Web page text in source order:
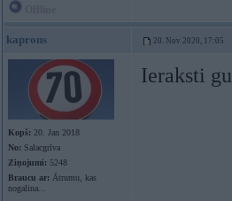
kaprons 20. Nov 2020, 17:05
Kopš: 20. Jan 2018
No: Salacgrīva
Ziņojumi: 5248
Braucu ar: Ātrumu, kas
nogalina...
Ieraksti